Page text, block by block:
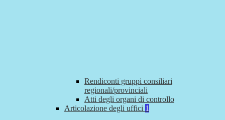
Rendiconti gruppi consiliari
regionali/provinciali
Atti degli organi di controllo
Articolazione degli uffici 1